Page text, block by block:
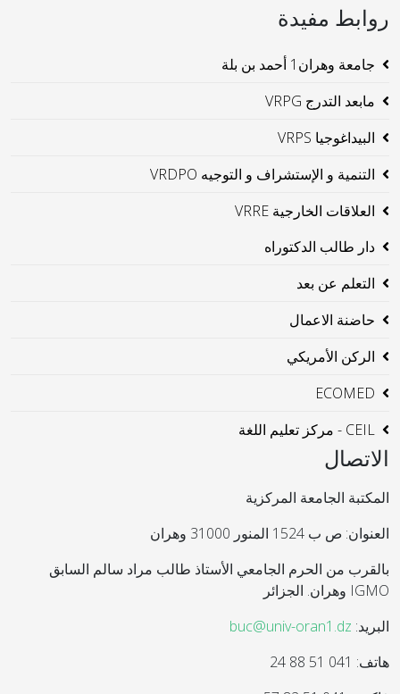
روابط مفيدة
جامعة وهران1 أحمد بن بلة
مابعد التدرج VRPG
البيداغوجيا VRPS
التنمية و الإستشراف و التوجيه VRDPO
العلاقات الخارجية VRRE
دار طالب الدكتوراه
التعلم عن بعد
حاضنة الاعمال
الركن الأمريكي
ECOMED
CEIL - مركز تعليم اللغة
الاتصال
المكتبة الجامعة المركزية
العنوان: ص ب 1524 المنور 31000 وهران
بالقرب من الحرم الجامعي الأستاذ طالب مراد سالم السابق
IGMO وهران. الجزائر
البريد: buc@univ-oran1.dz
هاتف: 041 51 88 24